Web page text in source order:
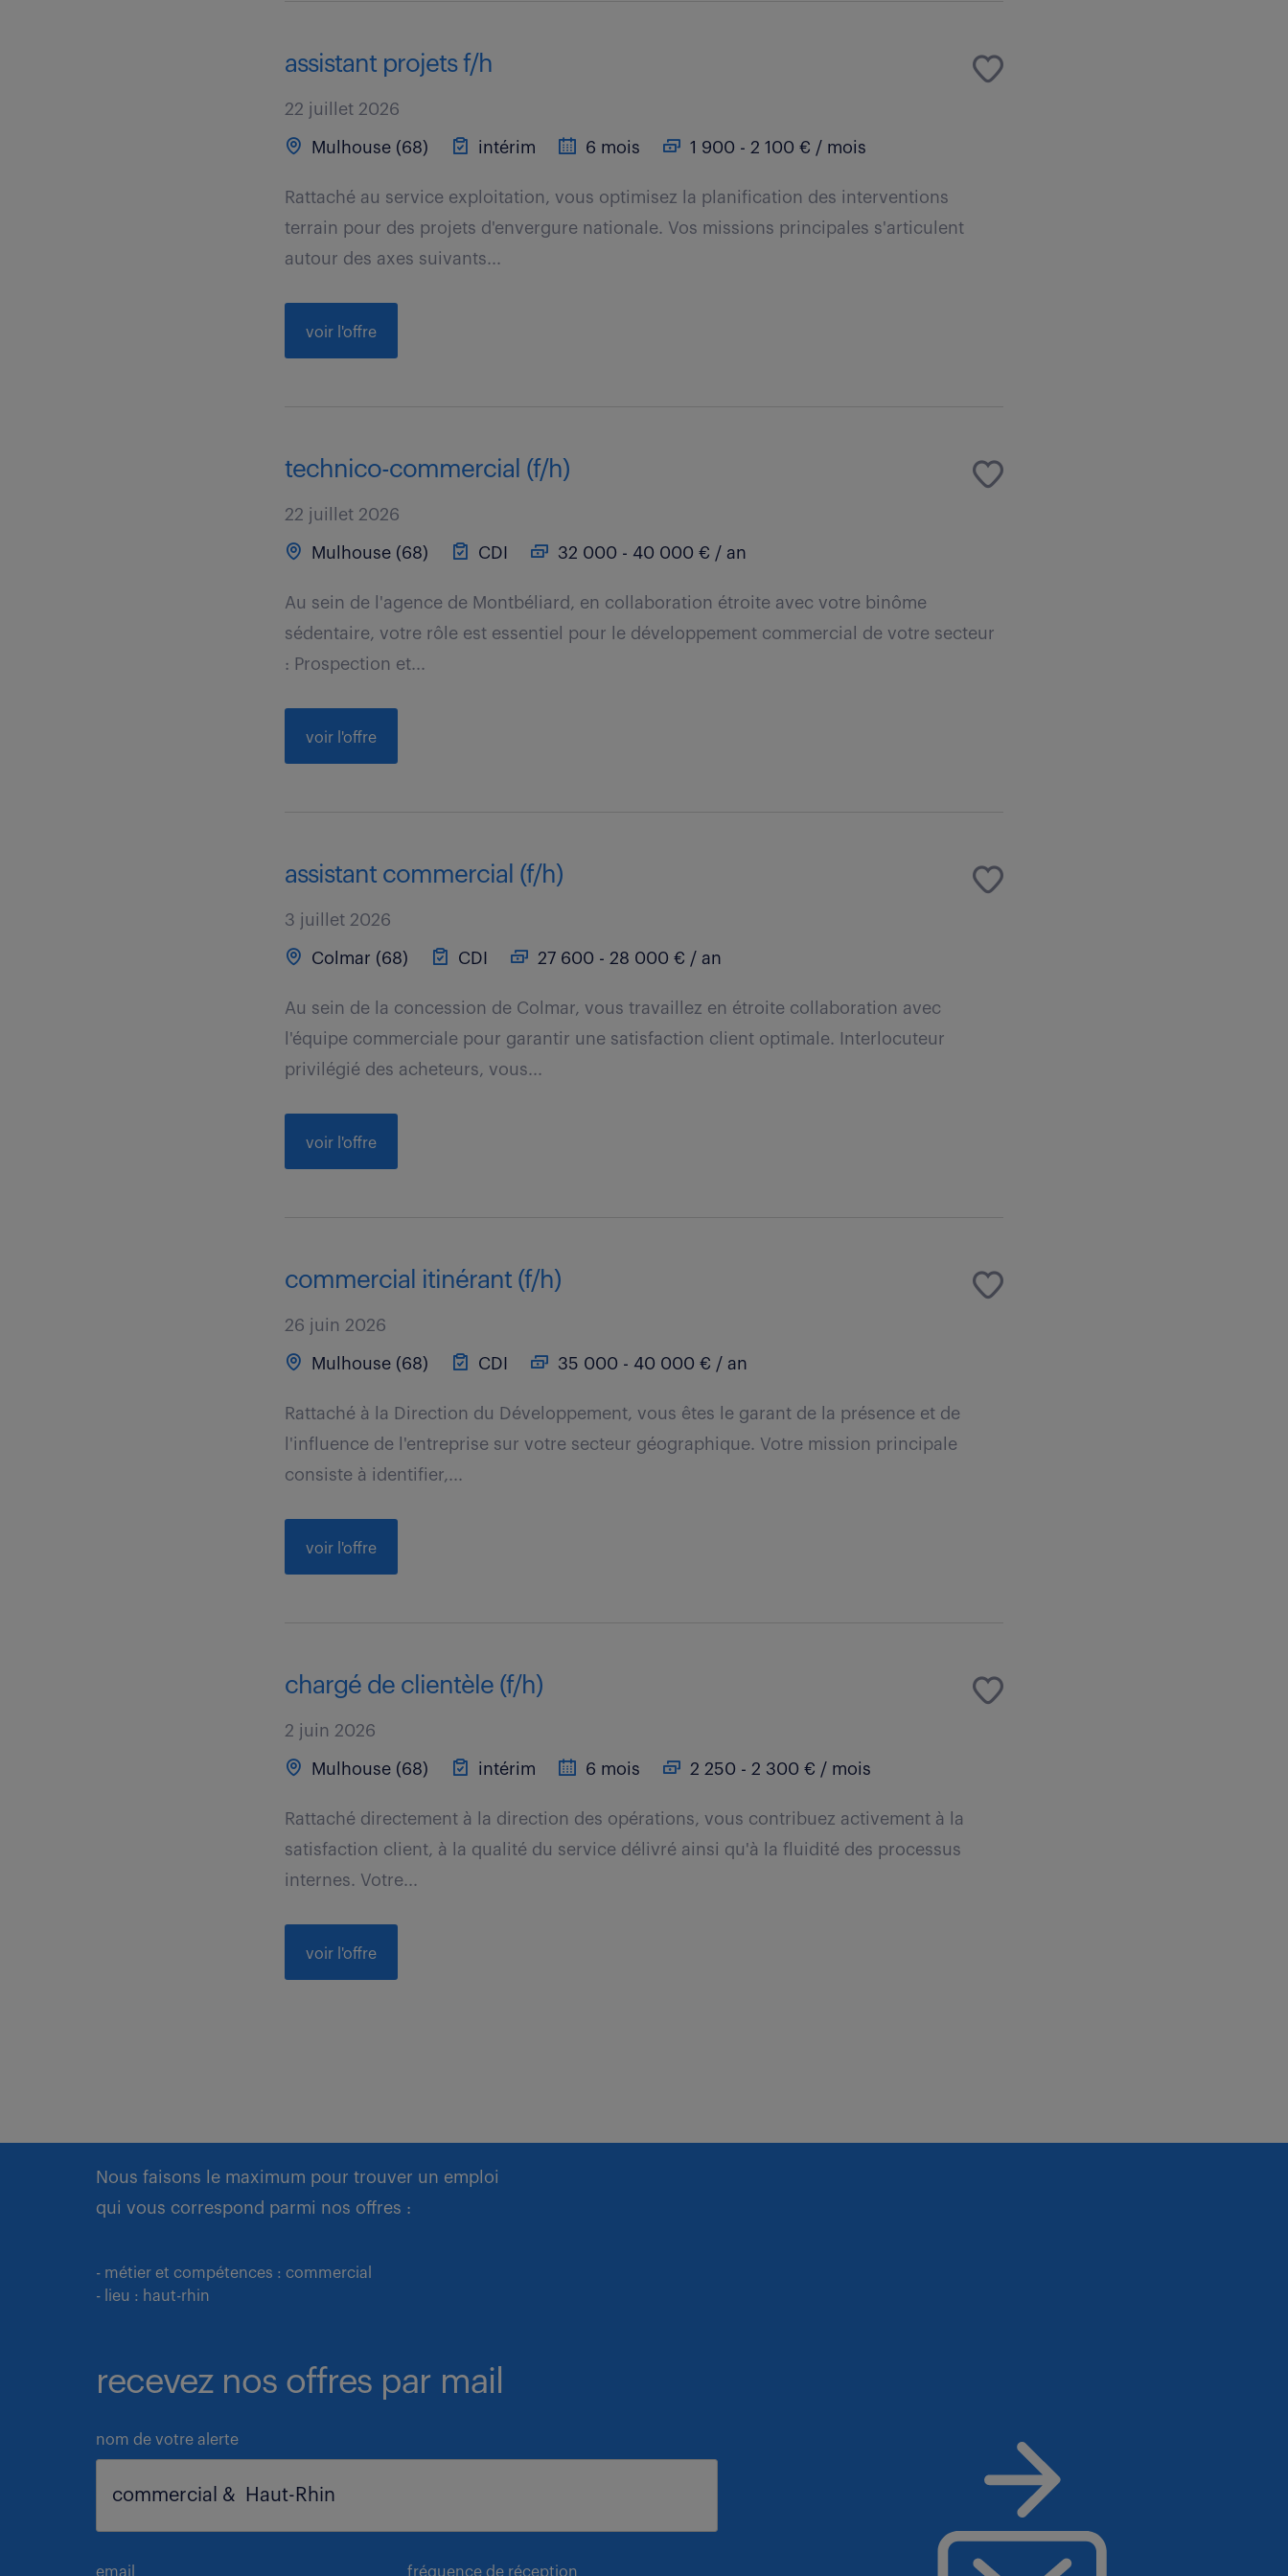
assistant projets f/h
22 juillet 2026
Mulhouse (68) intérim 6 mois 1 900 - 2 100 € / mois
Rattaché au service exploitation, vous optimisez la planification des interventions
terrain pour des projets d'envergure nationale. Vos missions principales s'articulent
autour des axes suivants...
voir l'offre
technico-commercial (f/h)
22 juillet 2026
Mulhouse (68) CDI 32 000 - 40 000 € / an
Au sein de l'agence de Montbéliard, en collaboration étroite avec votre binôme
sédentaire, votre rôle est essentiel pour le développement commercial de votre secteur
: Prospection et...
voir l'offre
assistant commercial (f/h)
3 juillet 2026
Colmar (68) CDI 27 600 - 28 000 € / an
Au sein de la concession de Colmar, vous travaillez en étroite collaboration avec
l'équipe commerciale pour garantir une satisfaction client optimale. Interlocuteur
privilégié des acheteurs, vous...
voir l'offre
commercial itinérant (f/h)
26 juin 2026
Mulhouse (68) CDI 35 000 - 40 000 € / an
Rattaché à la Direction du Développement, vous êtes le garant de la présence et de
l'influence de l'entreprise sur votre secteur géographique. Votre mission principale
consiste à identifier,...
voir l'offre
chargé de clientèle (f/h)
2 juin 2026
Mulhouse (68) intérim 6 mois 2 250 - 2 300 € / mois
Rattaché directement à la direction des opérations, vous contribuez activement à la
satisfaction client, à la qualité du service délivré ainsi qu'à la fluidité des processus
internes. Votre...
voir l'offre
Nous faisons le maximum pour trouver un emploi
qui vous correspond parmi nos offres :
- métier et compétences : commercial
- lieu : haut-rhin
recevez nos offres par mail
nom de votre alerte
email fréquence de réception